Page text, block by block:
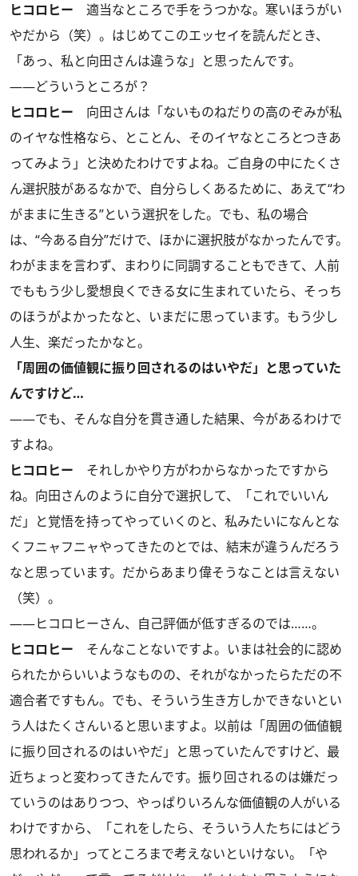
ヒコロヒー 適当なところで手をうつかな。寒いほうがい
やだから（笑）。はじめてこのエッセイを読んだとき、
「あっ、私と向田さんは違うな」と思ったんです。
――どういうところが？
ヒコロヒー 向田さんは「ないものねだりの高のぞみが私
のイヤな性格なら、とことん、そのイヤなところとつきあ
ってみよう」と決めたわけですよね。ご自身の中にたくさ
ん選択肢があるなかで、自分らしくあるために、あえて“わ
がままに生きる”という選択をした。でも、私の場合
は、“今ある自分”だけで、ほかに選択肢がなかったんです。
わがままを言わず、まわりに同調することもできて、人前
でももう少し愛想良くできる女に生まれていたら、そっち
のほうがよかったなと、いまだに思っています。もう少し
人生、楽だったかなと。
「周囲の価値観に振り回されるのはいやだ」と思っていた
んですけど…
――でも、そんな自分を貫き通した結果、今があるわけで
すよね。
ヒコロヒー それしかやり方がわからなかったですから
ね。向田さんのように自分で選択して、「これでいいん
だ」と覚悟を持ってやっていくのと、私みたいになんとな
くフニャフニャやってきたのとでは、結末が違うんだろう
なと思っています。だからあまり偉そうなことは言えない
（笑）。
――ヒコロヒーさん、自己評価が低すぎるのでは……。
ヒコロヒー そんなことないですよ。いまは社会的に認め
られたからいいようなものの、それがなかったらただの不
適合者ですもん。でも、そういう生き方しかできないとい
う人はたくさんいると思いますよ。以前は「周囲の価値観
に振り回されるのはいやだ」と思っていたんですけど、最
近ちょっと変わってきたんです。振り回されるのは嫌だっ
ていうのはありつつ、やっぱりいろんな価値観の人がいる
わけですから、「これをしたら、そういう人たちにはどう
思われるか」ってところまで考えないといけない。「や